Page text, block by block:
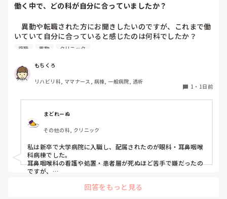
働く中で、どの科が自分に合っていましたか？
異動や転職された方にお聞きしたいのですが、これまで働
いていて自分に合っていると感じたのは何科でしたか？
また、どんなところが合っていると感じましたか？
私はこれまで脳神経外科、リハビリ科、透析室と経験しまし
たが、どこもしっくり来なくて悩んでいます…。次回の転職
の参考にさせていただきたいです😭
復職 異動 クリニック
もちくろ
リハビリ科, ママナース, 病棟, 一般病院, 透析
1 ・ 1日前
まどれーぬ
その他の科, クリニック
私は新卒で大学病院に入職し、配属されたのが眼科・耳鼻咽喉
科病棟でした。
耳鼻咽喉科の看護や処置・患者層が死ぬほど苦手で嫌だったの
ですが、
回答をもっと見る